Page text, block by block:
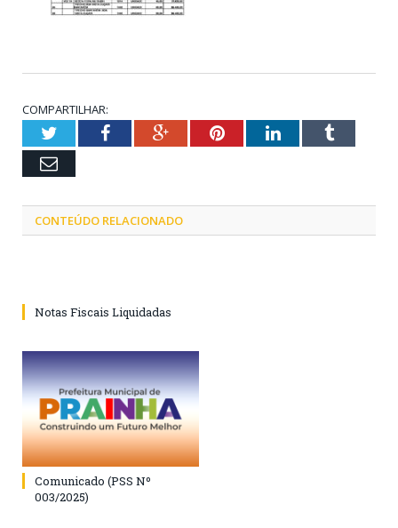
COMPARTILHAR:
TwitterFacebookGoogle+PinterestLinkedInTumblr
Email
CONTEÚDO RELACIONADO
Notas Fiscais Liquidadas
Comunicado (PSS Nº
003/2025)